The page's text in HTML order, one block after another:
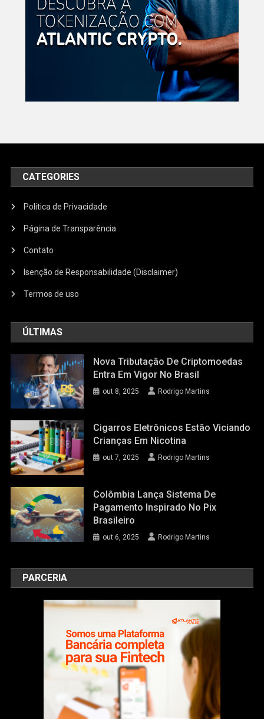
CATEGORIES
Política de Privacidade
Página de Transparência
Contato
Isenção de Responsabilidade (Disclaimer)
Termos de uso
ÚLTIMAS
Nova Tributação De Criptomoedas
Entra Em Vigor No Brasil
out 8, 2025 Rodrigo Martins
Cigarros Eletrônicos Estão Viciando
Crianças Em Nicotina
out 7, 2025 Rodrigo Martins
Colômbia Lança Sistema De
Pagamento Inspirado No Pix
Brasileiro
out 6, 2025 Rodrigo Martins
PARCERIA